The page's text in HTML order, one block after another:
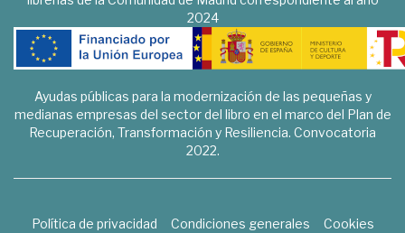
2024
Ayudas públicas para la modernización de las pequeñas y
medianas empresas del sector del libro en el marco del Plan de
Recuperación, Transformación y Resiliencia. Convocatoria
2022.
Política de privacidad Condiciones generales
Cookies